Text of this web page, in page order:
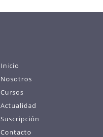
Inicio
Nosotros
Cursos
Actualidad
Suscripción
Contacto